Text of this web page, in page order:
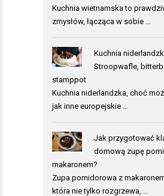
Kuchnia wietnamska to
zmysłów, łącząca w sobie …
Kuchnia
Stroopwafle,
stamppot
Kuchnia niderlandzka, choć
jak inne europejskie …
Jak przygotować
domową zupę
makaronem?
Zupa pomidorowa z
która nie tylko rozgrzewa, …